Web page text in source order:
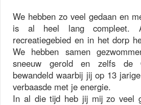
We hebben zo veel gedaan en
is al heel lang compleet.
recreatiegebied en in het dorp
We hebben samen
sneeuw gerold en zelfs de
bewandeld waarbij jij op 13
verbaasde met je energie.
In al die tijd heb jij mij zo veel